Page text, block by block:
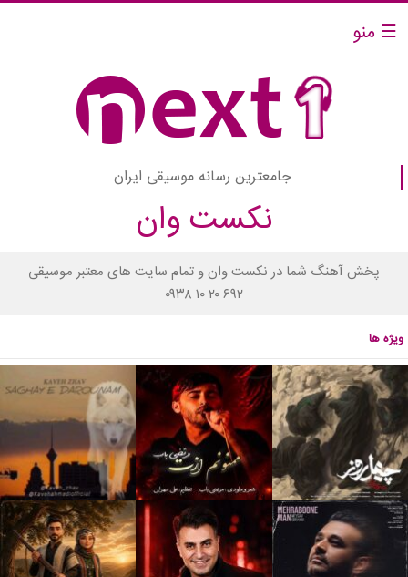
☰ منو
جامعترین رسانه موسیقی ایران
نکست وان
پخش آهنگ شما در نکست وان و تمام سایت های معتبر موسیقی
۰۹۳۸ ۱۰ ۲۰ ۶۹۲
ویژه ها